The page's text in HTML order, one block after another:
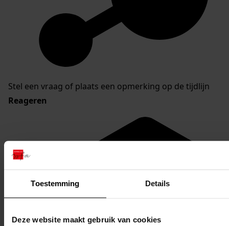
Toestemming Details
Deze website maakt gebruik van cookies
Stel een vraag of plaats een opmerking op de tijdlijn
Reageren